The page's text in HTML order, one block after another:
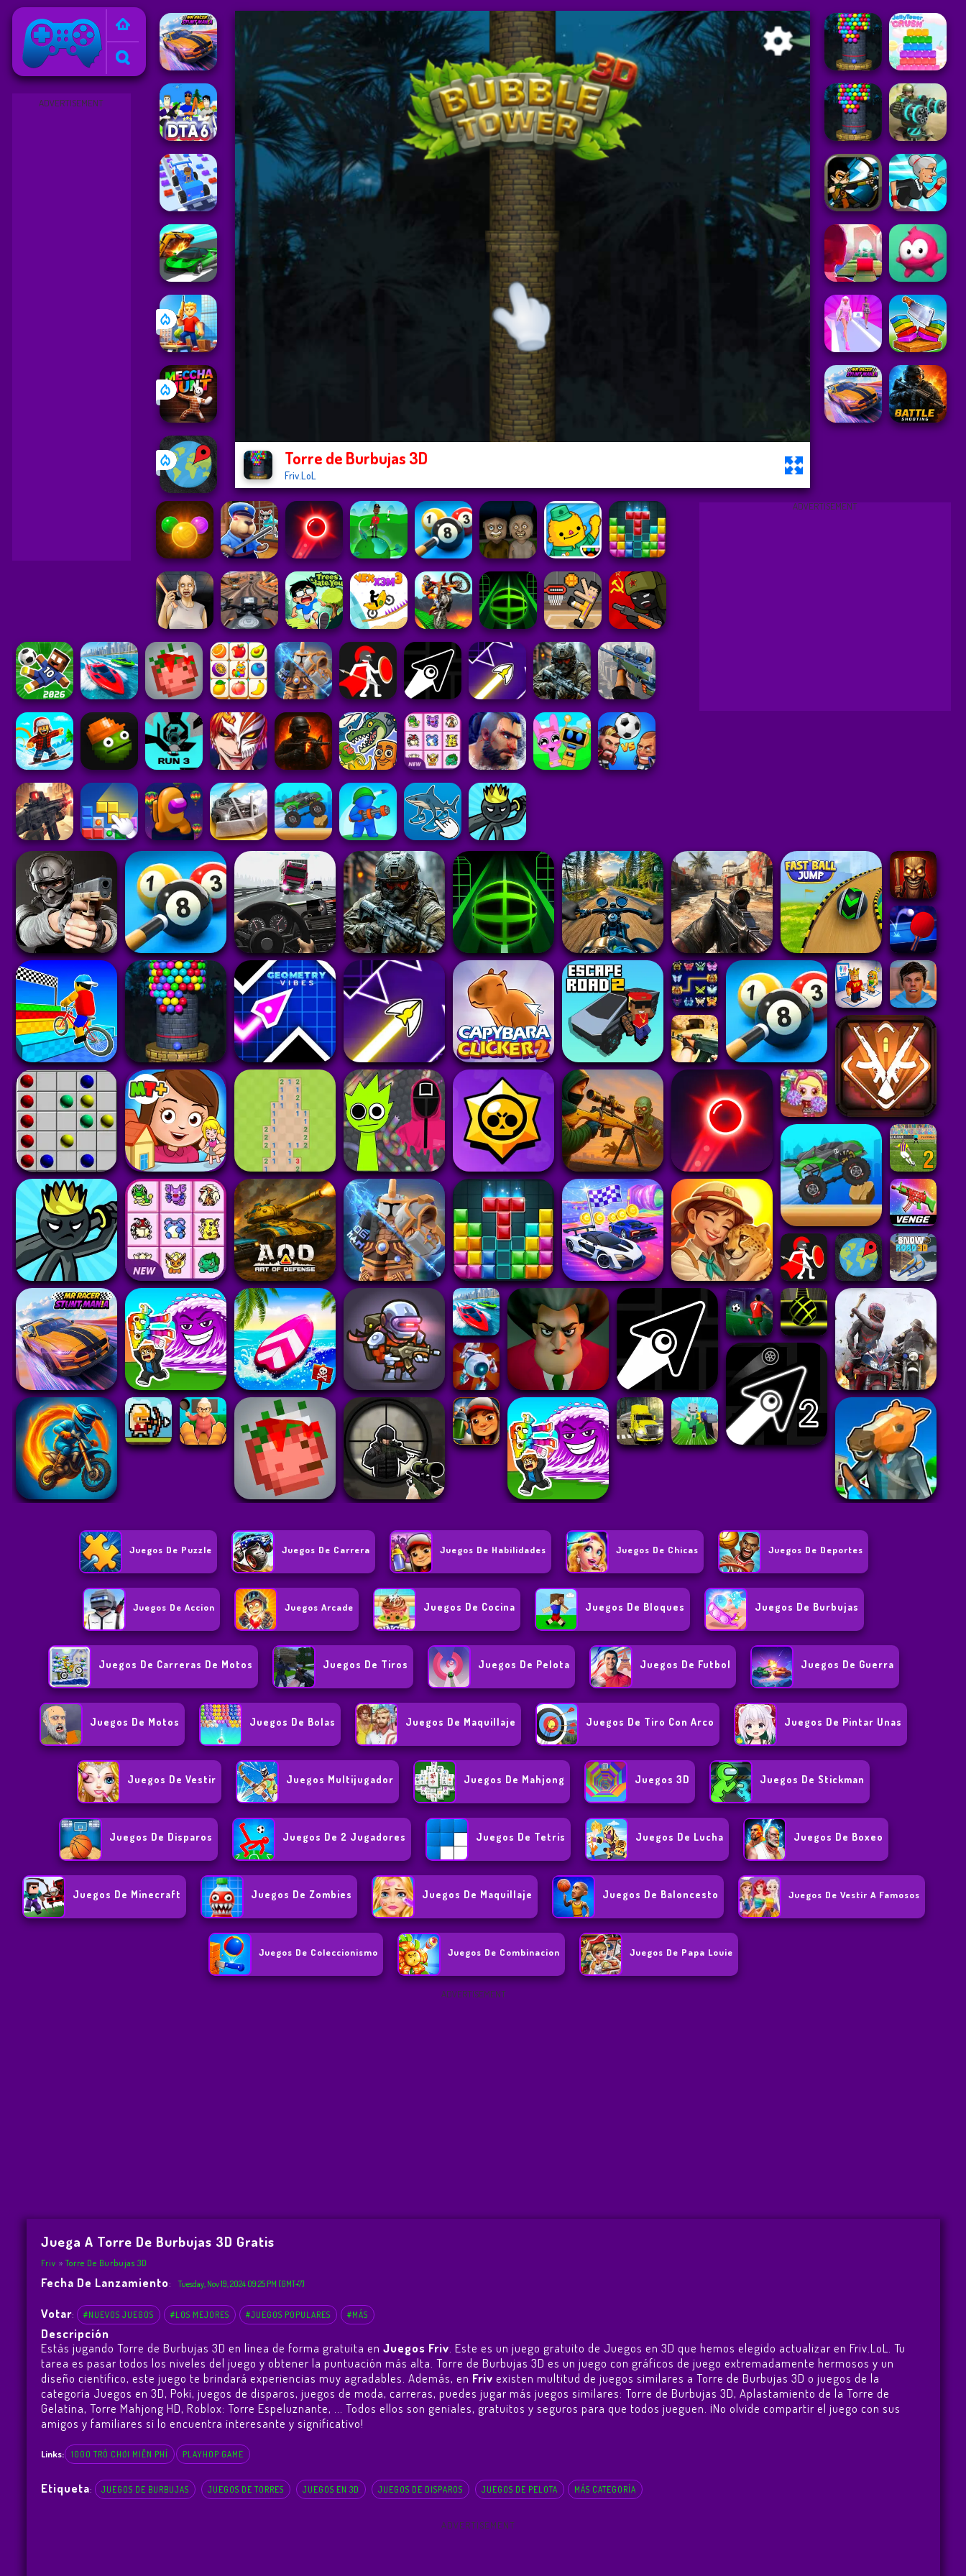
ADVERTISEMENT
Torre de Burbujas 3D
Friv.LoL
ADVERTISEMENT
Juegos De Puzzle Juegos De Carrera Juegos De Habilidades Juegos De Chicas Juegos De Deportes
Juegos De Accion Juegos Arcade Juegos De Cocina Juegos De Bloques Juegos De Burbujas
Juegos De Carreras De Motos Juegos De Tiros Juegos De Pelota Juegos De Futbol Juegos De Guerra
Juegos De Motos Juegos De Bolas Juegos De Maquillaje Juegos De Tiro Con Arco Juegos De Pintar Unas
Juegos De Vestir Juegos Multijugador Juegos De Mahjong Juegos 3D Juegos De Stickman
Juegos De Disparos Juegos De 2 Jugadores Juegos De Tetris Juegos De Lucha Juegos De Boxeo
Juegos De Minecraft Juegos De Zombies Juegos De Maquillaje Juegos De Baloncesto Juegos De Vestir A Famosos
Juegos De Coleccionismo Juegos De Combinacion Juegos De Papa Louie
ADVERTISEMENT
Juega A Torre De Burbujas 3D Gratis
Friv Torre De Burbujas 3D
Fecha De Lanzamiento: Tuesday, Nov 19, 2024 09:25 PM (GMT+7)
Votar: #NUEVOS JUEGOS #LOS MEJORES #JUEGOS POPULARES #MÁS
Descripción
Estás jugando Torre de Burbujas 3D en línea de forma gratuita en Juegos Friv. Este es un juego gratuito de Juegos en 3D que hemos elegido actualizar en Friv.LoL. Tu
tarea es pasar todos los niveles del juego y obtener la puntuación más alta. Torre de Burbujas 3D es un juego con gráficos de juego extremadamente hermosos y un
diseño científico, este juego te brindará experiencias muy agradables. Además, en Friv existen multitud de juegos similares a Torre de Burbujas 3D o juegos de la
categoría Juegos en 3D, Poki, juegos de disparos, juegos de moda, carreras, puedes jugar más juegos similares: Torre de Burbujas 3D, Aplastamiento de la Torre de
Gelatina, Torre Mahjong HD, Roblox: Torre Espeluznante, ... Todos ellos son geniales, gratuitos y seguros para que todos jueguen. ¡No olvide compartir el juego con sus
amigos y familiares si lo encuentra interesante y significativo!
Links: 1000 TRÒ CHƠI MIỄN PHÍ PLAYHOP GAME
Etiqueta: JUEGOS DE BURBUJAS JUEGOS DE TORRES JUEGOS EN 3D JUEGOS DE DISPAROS JUEGOS DE PELOTA MÁS CATEGORÍA
ADVERTISEMENT